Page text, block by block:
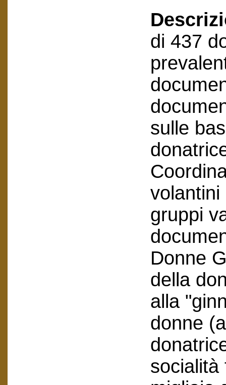
di 437
sulle
volantini
gruppi
Donne
della
alla
donne
socialità